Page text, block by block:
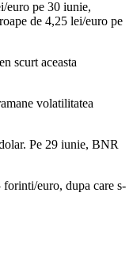
euro pe 30 iunie,
de 4,25 lei/euro pe
scurt aceasta
volatilitatea
Pe 29 iunie, BNR
euro, dupa care s-